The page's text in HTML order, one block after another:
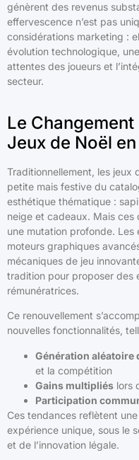
génèrent des revenus
effervescence n’est pas
considérations marketing :
évolution technologique,
attentes des joueurs et
secteur.
Le
Jeux de Noël
Traditionnellement, les jeux
petite mais festive du
esthétique thématique :
neige et cadeaux. Mais ces
une mutation profonde.
moteurs graphiques
mécaniques de jeu
tradition pour proposer des
rémunératrices.
Ce renouvellement
nouvelles fonctionnalités,
Génération aléatoire
et la compétition
Gains multipliés lors
Participation
Ces tendances reflètent
expérience unique, sous le
et de l’innovation légale.